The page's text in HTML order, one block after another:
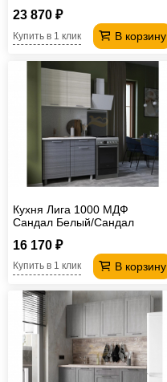
23 870 ₽
В корзину
Купить в 1 клик
Кухня Лига 1000 МДФ
Сандал Белый/Сандал
16 170 ₽
В корзину
Купить в 1 клик